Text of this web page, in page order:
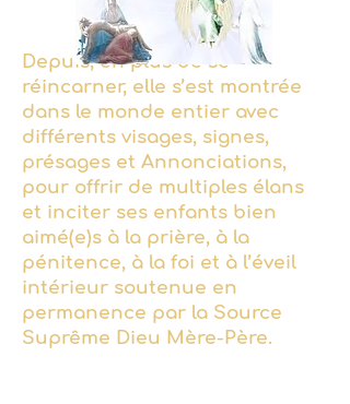
Depuis, en plus de se
réincarner, elle s’est montrée
dans le monde entier avec
différents visages, signes,
présages et Annonciations,
pour offrir de multiples élans
et inciter ses enfants bien
aimé(e)s à la prière, à la
pénitence, à la foi et à l’éveil
intérieur soutenue en
permanence par la Source
Suprême Dieu Mère-Père.